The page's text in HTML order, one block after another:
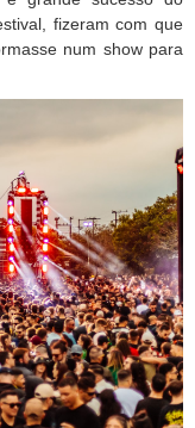
fizeram com que
num show para